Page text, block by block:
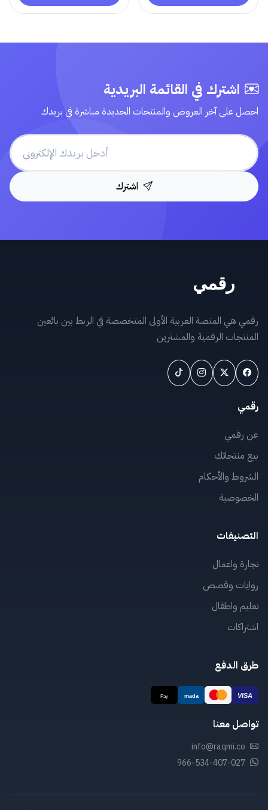
اشترك في القائمة البريدية
احصل على آخر العروض والمنتجات الجديدة مباشرة في بريدك
اشترك
رقمي هي المنصة العربية الأولى المتخصصة في الربط بين بائعين
المنتجات الرقمية والمشترين
رقمي
عن رقمي
بيع منتجاتك
الشروط والأحكام
الخصوصية
التصنيفات
تجارة واعمال
روايات وقصص
تعليم واطفال
اشتراكات
طرق الدفع
تواصل معنا
info@raqmi.co
966-534-407-027